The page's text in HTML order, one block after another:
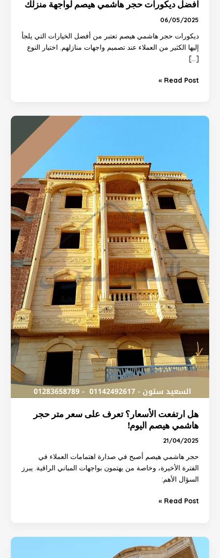
افضل ديكورات حجر هاشمي هيصم لواجهة منزلك
06/05/2025
ديكورات حجر هاشمي هيصم تعتبر من أفضل الخيارات التي يلجأ
إليها الكثير من العملاء عند تصميم واجهات منازلهم. اختيار النوع
[…]
افضل
هاشمي
هيصم
لواجهة
Read Post »
هل ارتفعت الأسعار؟ تعرف على سعر متر حجر
هاشمي هيصم اليوم!
21/04/2025
حجر هاشمي هيصم أصبح في صدارة اهتمامات العملاء في
الفترة الأخيرة، وخاصة من يهتمون بواجهات المباني الراقية. يبرز
السؤال الأهم:
سعر
متر
حجر
هاشمي
هيصم
اليوم!
Read Post »
مقاول
حجر